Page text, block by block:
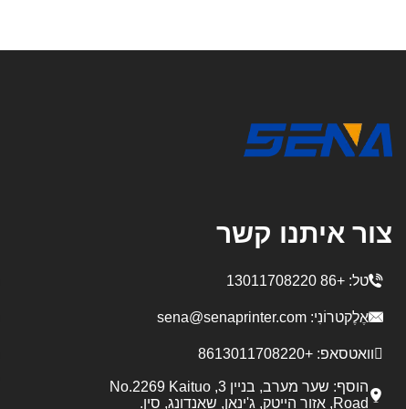
צור איתנו קשר
טל: +86 13011708220
אֶלֶקטרוֹנִי: sena@senaprinter.com
וואטסאפ: +8613011708220
הוסף: שער מערב, בניין 3, No.2269 Kaituo
Road, אזור הייטק, ג'ינאן, שאנדונג, סין.